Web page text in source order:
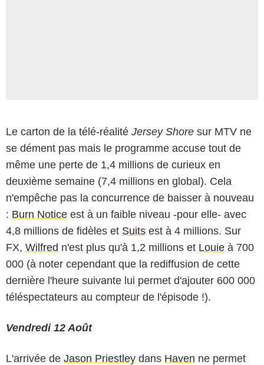
Le carton de la télé-réalité Jersey Shore sur MTV ne
se dément pas mais le programme accuse tout de
même une perte de 1,4 millions de curieux en
deuxième semaine (7,4 millions en global). Cela
n'empêche pas la concurrence de baisser à nouveau
: Burn Notice est à un faible niveau -pour elle- avec
4,8 millions de fidèles et Suits est à 4 millions. Sur
FX, Wilfred n'est plus qu'à 1,2 millions et Louie à 700
000 (à noter cependant que la rediffusion de cette
dernière l'heure suivante lui permet d'ajouter 600 000
téléspectateurs au compteur de l'épisode !).
Vendredi 12 Août
L'arrivée de Jason Priestley dans Haven ne permet